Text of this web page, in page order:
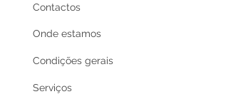
Contactos
Onde estamos
Condições gerais
Serviços